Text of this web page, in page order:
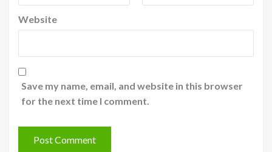
Website
Save my name, email, and website in this browser
for the next time I comment.